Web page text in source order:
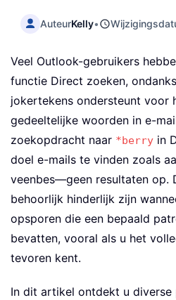
AuteurKelly•
Veel Outlook-gebruikers
functie Direct zoeken,
jokertekens ondersteunt voor
gedeeltelijke woorden in e-
zoekopdracht naar *berry in
doel e-mails te vinden zoals
veenbes—geen resultaten op.
behoorlijk hinderlijk zijn
opsporen die een bepaald
bevatten, vooral als u het
tevoren kent.
In dit artikel ontdekt u diverse